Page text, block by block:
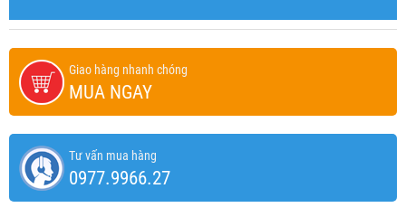
Giao hàng nhanh chóng
MUA NGAY
Tư vấn mua hàng
0977.9966.27